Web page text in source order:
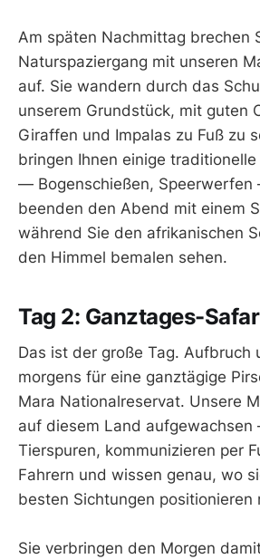
Am späten Nachmittag brechen
Naturspaziergang mit unseren
auf. Sie wandern durch das
unserem Grundstück, mit guten
Giraffen und Impalas zu Fuß zu
bringen Ihnen einige
— Bogenschießen, Speerwerfen
beenden den Abend mit einem
während Sie den afrikanischen
den Himmel bemalen sehen.
Tag 2: Ganztages-
Das ist der große Tag. Aufbruch
morgens für eine ganztägige
Mara Nationalreservat. Unsere
auf diesem Land
Tierspuren, kommunizieren per
Fahrern und wissen genau, wo
besten Sichtungen positionieren
Sie verbringen den Morgen